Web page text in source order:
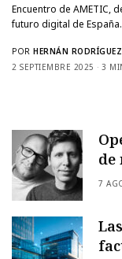
Encuentro de AMETIC,
futuro digital de España.
POR HERNÁN RODRÍGUEZ
2 SEPTIEMBRE 2025
3
de
7